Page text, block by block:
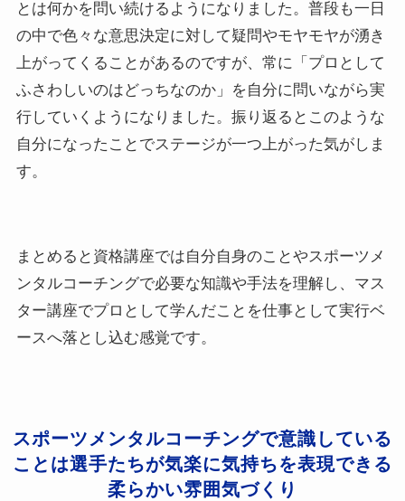
とは何かを問い続けるようになりました。普段も一日
の中で色々な意思決定に対して疑問やモヤモヤが湧き
上がってくることがあるのですが、常に「プロとして
ふさわしいのはどっちなのか」を自分に問いながら実
行していくようになりました。振り返るとこのような
自分になったことでステージが一つ上がった気がしま
す。
まとめると資格講座では自分自身のことやスポーツメ
ンタルコーチングで必要な知識や手法を理解し、マス
ター講座でプロとして学んだことを仕事として実行ベ
ースへ落とし込む感覚です。
スポーツメンタルコーチングで意識している
ことは選手たちが気楽に気持ちを表現できる
柔らかい雰囲気づくり